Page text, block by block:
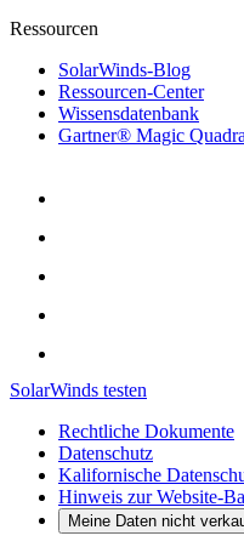
Ressourcen
SolarWinds-Blog
Ressourcen-Center
Wissensdatenbank
Gartner® Magic
SolarWinds testen
Rechtliche Dokumente
Datenschutz
Kalifornische
Hinweis zur Website-
Meine Daten nicht